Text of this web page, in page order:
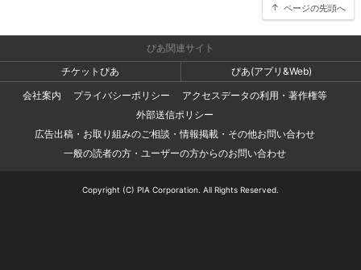
ページの先頭へ
ぴあ関連サイト
チケットぴあ
ぴあ(アプリ&Web)
会社案内
プライバシーポリシー
アクセスデータの利用・著作権等
外部送信ポリシー
広告出稿・お取り組みのご相談・情報掲載・その他お問い合わせ
一般の読者の方・ユーザーの方からのお問い合わせ
Copyright (C) PIA Corporation. All Rights Reserved.